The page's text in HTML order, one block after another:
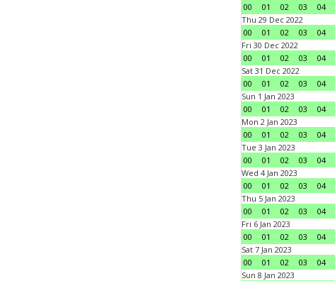
00
01 02 03 04
Thu 29 Dec 2022
00
01 02 03 04
Fri 30 Dec 2022
00
01 02 03 04
Sat 31 Dec 2022
00
01 02 03 04
Sun 1 Jan 2023
00
01 02 03 04
Mon 2 Jan 2023
00
01 02 03 04
Tue 3 Jan 2023
00
01 02 03 04
Wed 4 Jan 2023
00
01 02 03 04
Thu 5 Jan 2023
00
01 02 03 04
Fri 6 Jan 2023
00
01 02 03 04
Sat 7 Jan 2023
00
01 02 03 04
Sun 8 Jan 2023